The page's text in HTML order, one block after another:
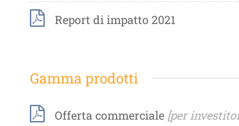
Report di impatto 2021
Gamma prodotti
Offerta commerciale [per